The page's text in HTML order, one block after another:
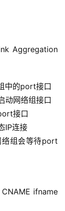
Aggregation
中的port接口
动网络组接口
接口
IP连接
组会等待port
ifname